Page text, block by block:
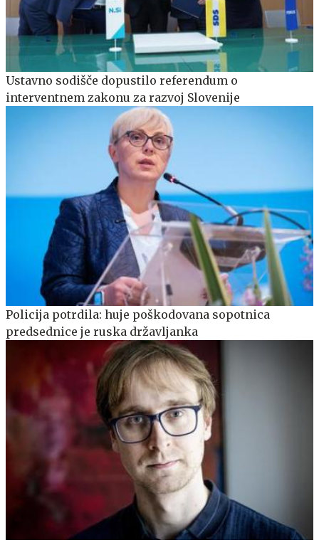
Ustavno sodišče dopustilo referendum o
interventnem zakonu za razvoj Slovenije
Policija potrdila: huje poškodovana sopotnica
predsednice je ruska državljanka